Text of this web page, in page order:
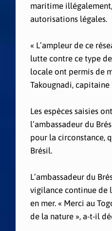
maritime
autorisations légales.
« L’ampleur de ce
lutte contre ce type
locale ont permis de
Takougnadi, capitaine
Les espèces saisies
l’ambassadeur du
pour la circonstance,
Brésil.
L’ambassadeur du
vigilance continue de
en mer. « Merci au
de la nature », a-t-il